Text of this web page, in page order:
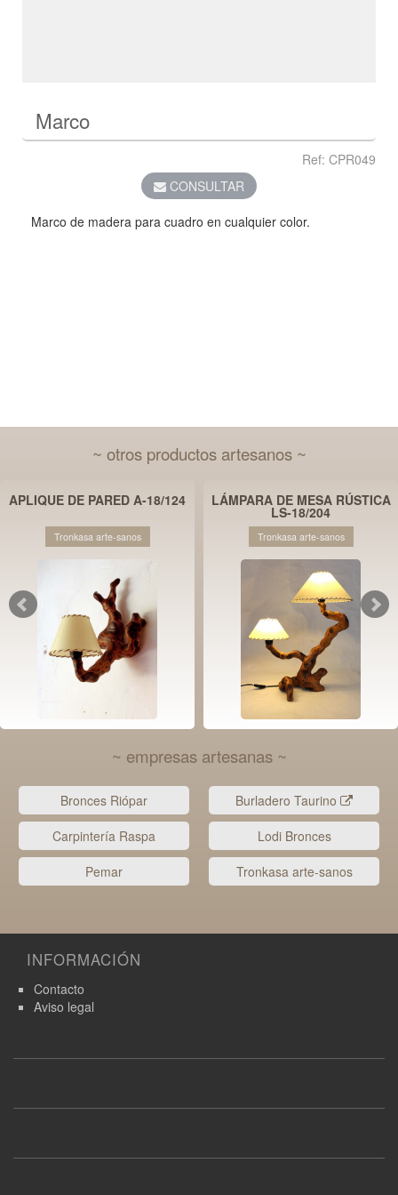
Marco
Ref: CPR049
CONSULTAR
Marco de madera para cuadro en cualquier color.
~ otros productos artesanos ~
APLIQUE DE PARED A-18/124
Tronkasa arte-sanos
LÁMPARA DE MESA RÚSTICA
LS-18/204
Tronkasa arte-sanos
~ empresas artesanas ~
Bronces Riópar
Burladero Taurino
Carpintería Raspa
Lodi Bronces
Pemar
Tronkasa arte-sanos
INFORMACIÓN
Contacto
Aviso legal